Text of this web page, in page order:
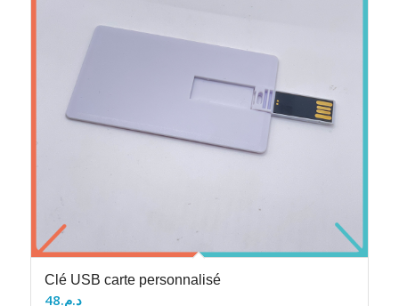
Clé USB carte personnalisé
د.م.48